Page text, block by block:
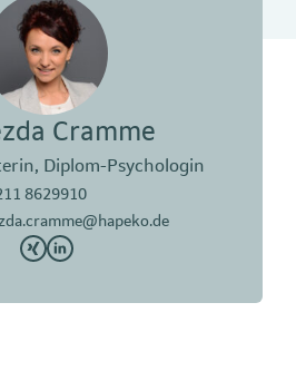
Cramme
Diplom-Psychologin
8629910